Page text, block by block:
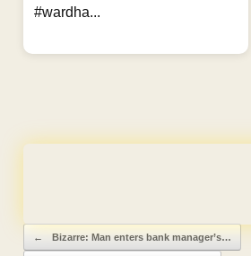
#wardha...
Post navigation
← Bizarre: Man enters bank manager’s…